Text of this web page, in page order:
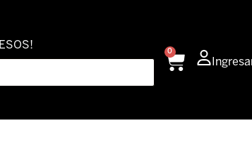
0
Carrito